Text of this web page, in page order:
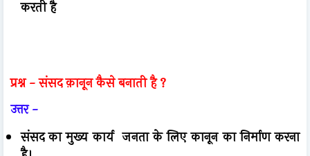
करती है
प्रश्न -संसद क़ानून कैसे बनाती है ?
उत्तर -
संसद का मुख्य कार्य जनता के लिए कानून का निर्माण करना